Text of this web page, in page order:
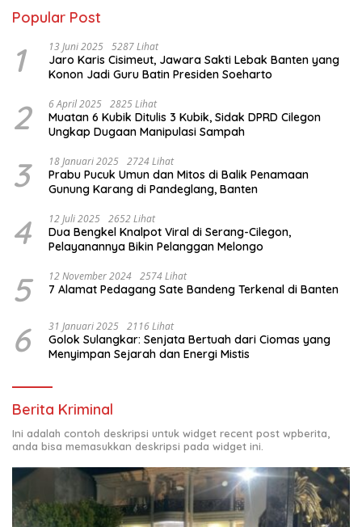
Popular Post
1 13 Juni 2025 5287 Lihat
Jaro Karis Cisimeut, Jawara Sakti Lebak Banten yang
Konon Jadi Guru Batin Presiden Soeharto
2 6 April 2025 2825 Lihat
Muatan 6 Kubik Ditulis 3 Kubik, Sidak DPRD Cilegon
Ungkap Dugaan Manipulasi Sampah
3 18 Januari 2025 2724 Lihat
Prabu Pucuk Umun dan Mitos di Balik Penamaan
Gunung Karang di Pandeglang, Banten
4 12 Juli 2025 2652 Lihat
Dua Bengkel Knalpot Viral di Serang-Cilegon,
Pelayanannya Bikin Pelanggan Melongo
5 12 November 2024 2574 Lihat
7 Alamat Pedagang Sate Bandeng Terkenal di Banten
6 31 Januari 2025 2116 Lihat
Golok Sulangkar: Senjata Bertuah dari Ciomas yang
Menyimpan Sejarah dan Energi Mistis
Berita Kriminal
Ini adalah contoh deskripsi untuk widget recent post wpberita,
anda bisa memasukkan deskripsi pada widget ini.